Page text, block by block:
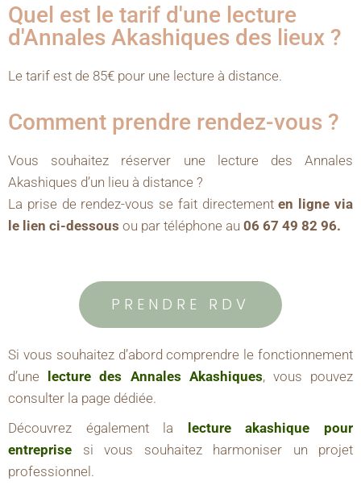
Quel est le tarif d'une lecture
d'Annales Akashiques des lieux ?
Le tarif est de 85€ pour une lecture à distance.
Comment prendre rendez-vous ?
Vous souhaitez réserver une lecture des Annales
Akashiques d’un lieu à distance ?
La prise de rendez-vous se fait directementen ligne via
le lien ci-dessous ou par téléphone au 06 67 49 82 96.
PRENDRE RDV
Si vous souhaitez d’abord comprendre le fonctionnement
d’une lecture des Annales Akashiques, vous pouvez
consulter la page dédiée.
Découvrez également la
lecture akashique pour
entreprise
si vous souhaitez harmoniser un projet
professionnel.